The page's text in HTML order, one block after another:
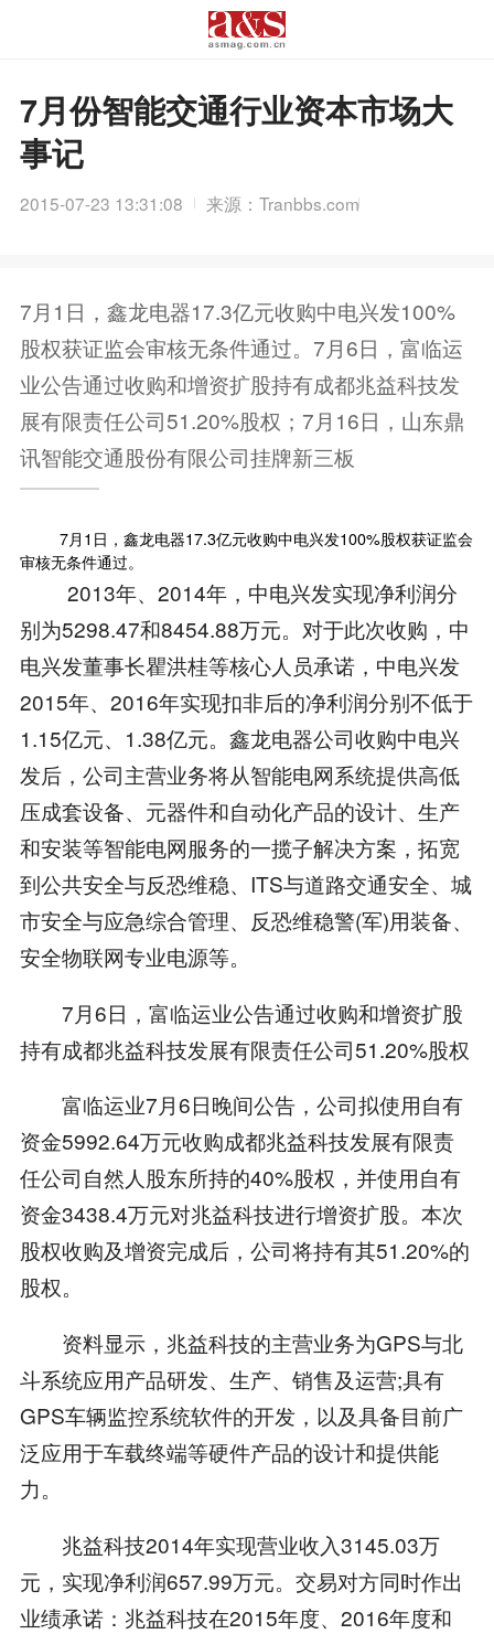
7月份智能交通行业资本市场大
事记
2015-07-23 13:31:08 来源：Tranbbs.com
7月1日，鑫龙电器17.3亿元收购中电兴发100%
股权获证监会审核无条件通过。7月6日，富临运
业公告通过收购和增资扩股持有成都兆益科技发
展有限责任公司51.20%股权；7月16日，山东鼎
讯智能交通股份有限公司挂牌新三板
7月1日，鑫龙电器17.3亿元收购中电兴发100%股权获证监会
审核无条件通过。
2013年、2014年，中电兴发实现净利润分
别为5298.47和8454.88万元。对于此次收购，中
电兴发董事长瞿洪桂等核心人员承诺，中电兴发
2015年、2016年实现扣非后的净利润分别不低于
1.15亿元、1.38亿元。鑫龙电器公司收购中电兴
发后，公司主营业务将从智能电网系统提供高低
压成套设备、元器件和自动化产品的设计、生产
和安装等智能电网服务的一揽子解决方案，拓宽
到公共安全与反恐维稳、ITS与道路交通安全、城
市安全与应急综合管理、反恐维稳警(军)用装备、
安全物联网专业电源等。
7月6日，富临运业公告通过收购和增资扩股
持有成都兆益科技发展有限责任公司51.20%股权
富临运业7月6日晚间公告，公司拟使用自有
资金5992.64万元收购成都兆益科技发展有限责
任公司自然人股东所持的40%股权，并使用自有
资金3438.4万元对兆益科技进行增资扩股。本次
股权收购及增资完成后，公司将持有其51.20%的
股权。
资料显示，兆益科技的主营业务为GPS与北
斗系统应用产品研发、生产、销售及运营;具有
GPS车辆监控系统软件的开发，以及具备目前广
泛应用于车载终端等硬件产品的设计和提供能
力。
兆益科技2014年实现营业收入3145.03万
元，实现净利润657.99万元。交易对方同时作出
业绩承诺：兆益科技在2015年度、2016年度和